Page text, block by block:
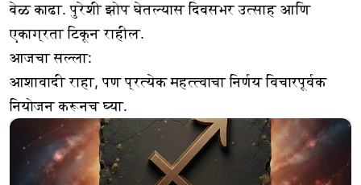
वेळ काढा. पुरेशी झोप घेतल्यास दिवसभर उत्साह आणि
एकाग्रता टिकून राहील.
आजचा सल्ला:
आशावादी राहा, पण प्रत्येक महत्त्वाचा निर्णय विचारपूर्वक
नियोजन करूनच घ्या.